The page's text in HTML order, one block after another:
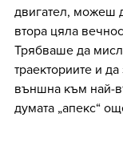
двигател, можеш
втора цяла
Трябваше да
траекториите и
външна към най-
думата „апекс“